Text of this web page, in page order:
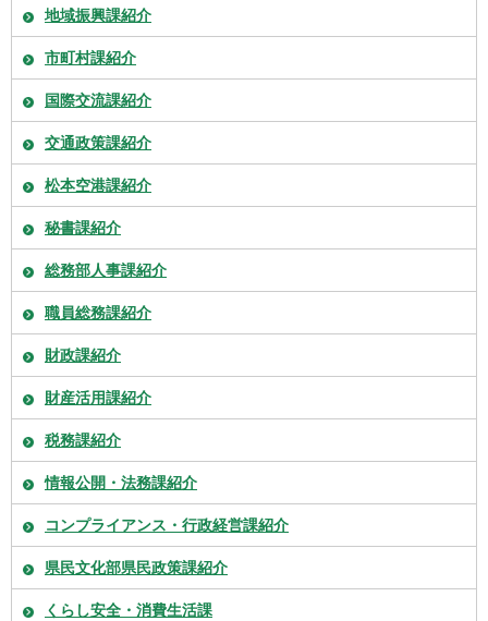
地域振興課紹介
市町村課紹介
国際交流課紹介
交通政策課紹介
松本空港課紹介
秘書課紹介
総務部人事課紹介
職員総務課紹介
財政課紹介
財産活用課紹介
税務課紹介
情報公開・法務課紹介
コンプライアンス・行政経営課紹介
県民文化部県民政策課紹介
くらし安全・消費生活課